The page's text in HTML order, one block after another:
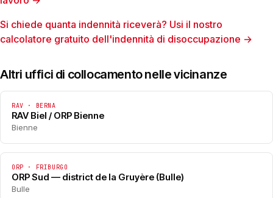
Si chiede quanta indennità riceverà? Usi il nostro
calcolatore gratuito dell'indennità di disoccupazione →
Altri uffici di collocamento nelle vicinanze
RAV · BERNA
RAV Biel / ORP Bienne
Bienne
ORP · FRIBURGO
ORP Sud — district de la Gruyère (Bulle)
Bulle